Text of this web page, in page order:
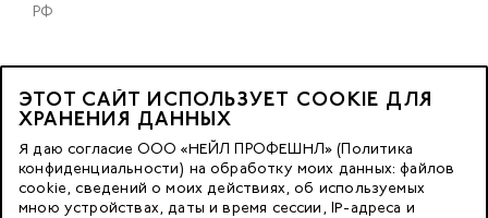
РФ
2023 © OOO «Нейл Профешнл».
Все права защищены.
Москва, м. Калужская,
ЭТОТ САЙТ ИСПОЛЬЗУЕТ COOKIE ДЛЯ
ХРАНЕНИЯ ДАННЫХ
Я даю согласие ООО «НЕЙЛ ПРОФЕШНЛ» (Политика
конфиденциальности) на обработку моих данных: файлов
cookie, сведений о моих действиях, об используемых
мною устройствах, даты и время сессии, IP-адреса и